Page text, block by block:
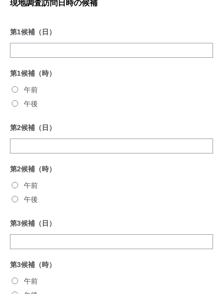
現地調査訪問日時の候補
第1候補（日）
第1候補（時）
午前
午後
第2候補（日）
第2候補（時）
午前
午後
第3候補（日）
第3候補（時）
午前